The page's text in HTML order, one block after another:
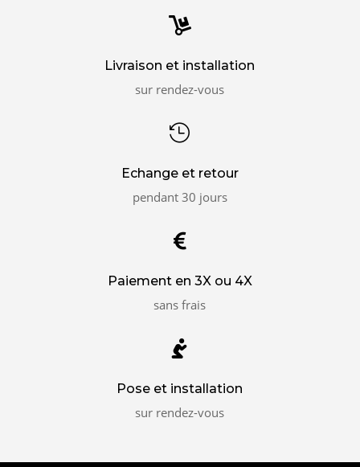

Livraison et installation
sur rendez-vous

Echange et retour
pendant 30 jours

Paiement en 3X ou 4X
sans frais

Pose et installation
sur rendez-vous